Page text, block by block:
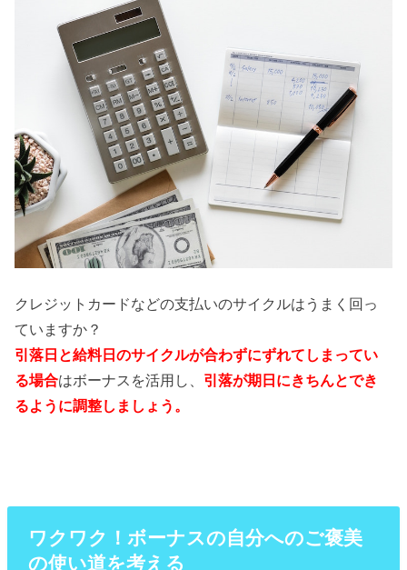
クレジットカードなどの支払いのサイクルはうまく回っ
ていますか？
引落日と給料日のサイクルが合わずにずれてしまってい
る場合はボーナスを活用し、 引落が期日にきちんとでき
るように調整しましょう。
ワクワク！ボーナスの自分へのご褒美
の使い道を考える